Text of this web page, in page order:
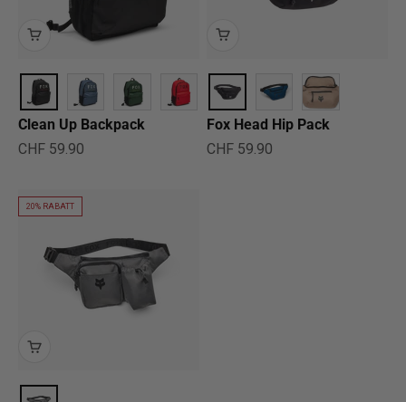
Clean Up Backpack
Angebot
CHF 59.90
Fox Head Hip Pack
Angebot
CHF 59.90
20% RABATT